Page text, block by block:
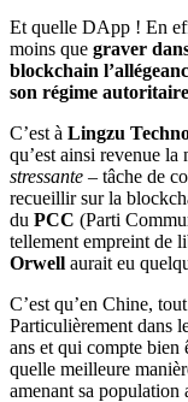
Et quelle DApp ! En
moins que graver
blockchain
son régime
C’est à Lingzu
qu’est ainsi revenue la
stressante – tâche de
recueillir sur la
du PCC (Parti
tellement empreint de
Orwell aurait eu
C’est qu’en Chine,
Particulièrement dans
ans et qui compte bien
quelle meilleure
amenant sa population